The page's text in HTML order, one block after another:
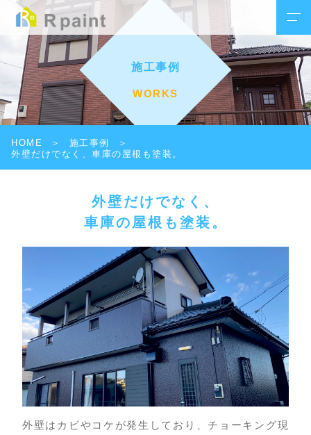
施工事例
WORKS
HOME
施工事例
外壁だけでなく、車庫の屋根も塗装。
外壁だけでなく、
車庫の屋根も塗装。
外壁はカビやコケが発生しており、チョーキング現